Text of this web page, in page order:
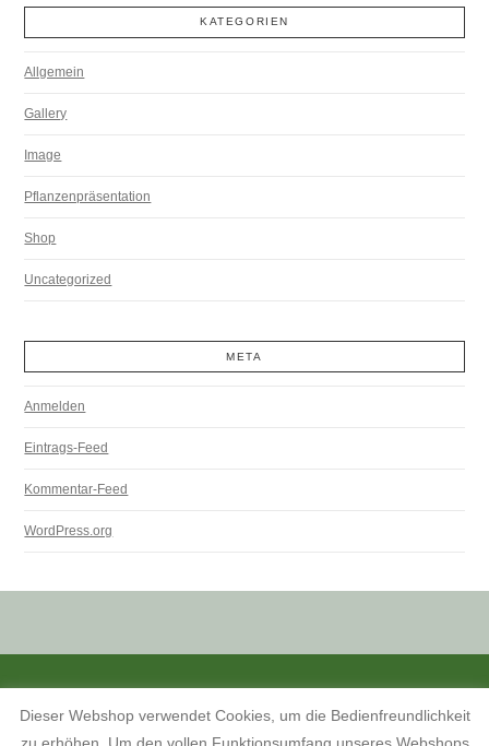
KATEGORIEN
Allgemein
Gallery
Image
Pflanzenpräsentation
Shop
Uncategorized
META
Anmelden
Eintrags-Feed
Kommentar-Feed
WordPress.org
Dieser Webshop verwendet Cookies, um die Bedienfreundlichkeit